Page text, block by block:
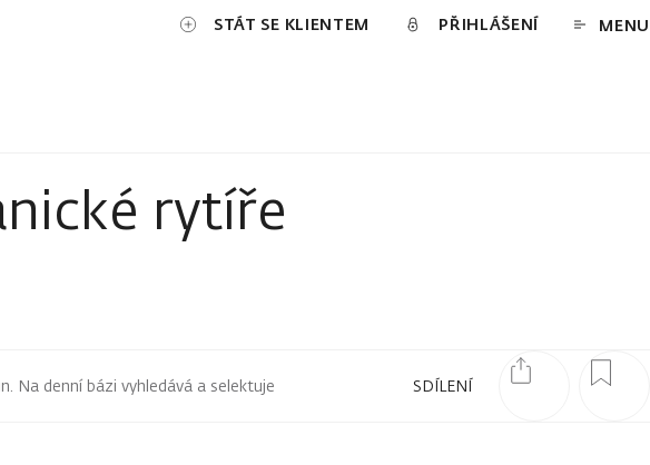
STÁT SE KLIENTEM PŘIHLÁŠENÍ MENU
rytíře
SDÍLENÍ
Na denní bázi vyhledává a selektuje